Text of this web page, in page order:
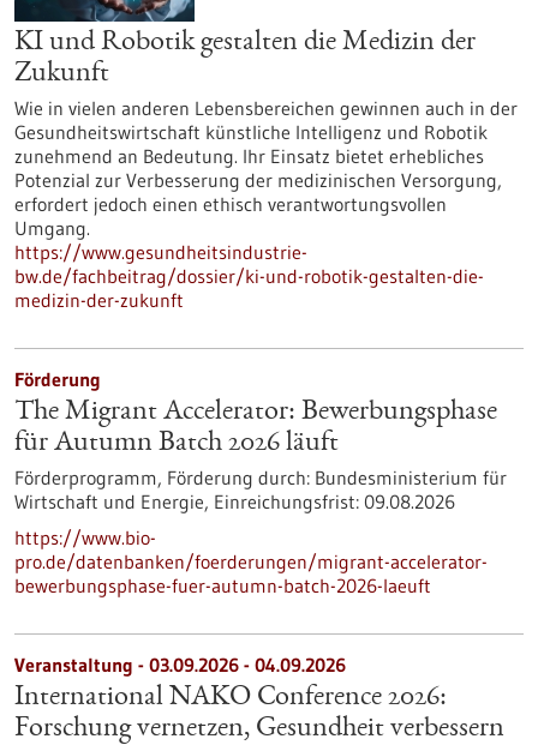
KI und Robotik gestalten die Medizin der
Zukunft
Wie in vielen anderen Lebensbereichen gewinnen auch in der
Gesundheitswirtschaft künstliche Intelligenz und Robotik
zunehmend an Bedeutung. Ihr Einsatz bietet erhebliches
Potenzial zur Verbesserung der medizinischen Versorgung,
erfordert jedoch einen ethisch verantwortungsvollen
Umgang.
https://www.gesundheitsindustrie-
bw.de/fachbeitrag/dossier/ki-und-robotik-gestalten-die-
medizin-der-zukunft
Förderung
The Migrant Accelerator: Bewerbungsphase
für Autumn Batch 2026 läuft
Förderprogramm, Förderung durch: Bundesministerium für
Wirtschaft und Energie, Einreichungsfrist: 09.08.2026
https://www.bio-
pro.de/datenbanken/foerderungen/migrant-accelerator-
bewerbungsphase-fuer-autumn-batch-2026-laeuft
Veranstaltung - 03.09.2026 - 04.09.2026
International NAKO Conference 2026:
Forschung vernetzen, Gesundheit verbessern